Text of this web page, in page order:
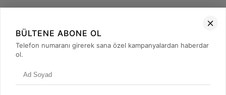
+90 (850) 473 08 08
BÜLTENE ABONE OL
Telefon numaranı girerek sana özel kampanyalardan haberdar
ol.